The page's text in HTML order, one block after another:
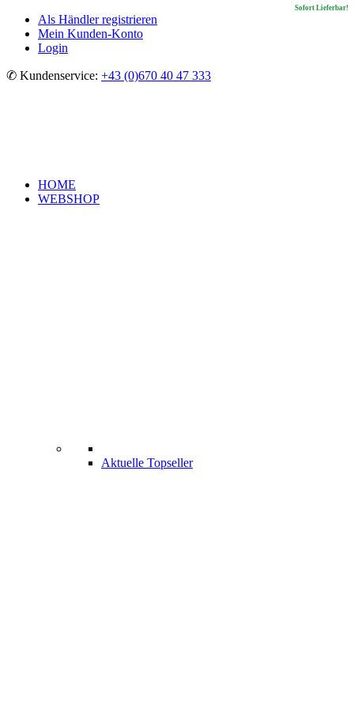
Als Händler registrieren
Mein Kunden-Konto
Login
✆ Kundenservice: +43 (0)670 40 47 333
HOME
WEBSHOP
Aktuelle Topseller
Sofort Lieferbar!
Sofort Lieferbar!
Sofort Lieferbar!
Sofort Lieferbar!